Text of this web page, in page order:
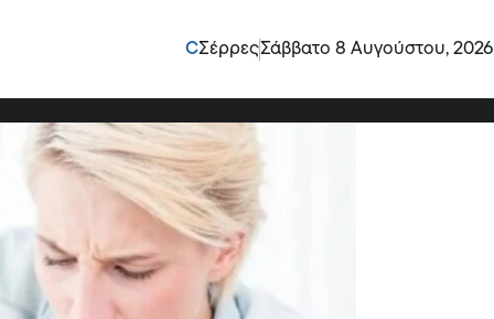
CΣέρρεςΣάββατο 8 Αυγούστου, 2026
Τα 5 σημάδια που
γιατρό